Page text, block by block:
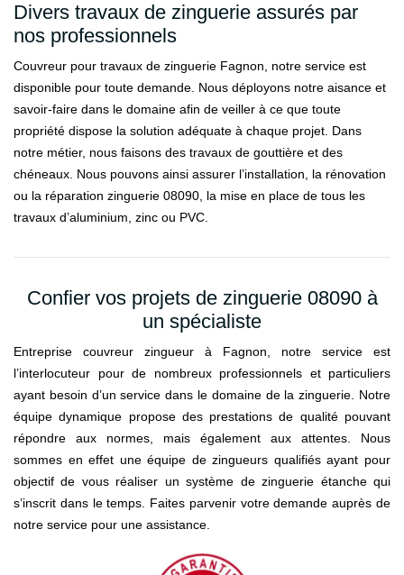
Divers travaux de zinguerie assurés par
nos professionnels
Couvreur pour travaux de zinguerie Fagnon, notre service est
disponible pour toute demande. Nous déployons notre aisance et
savoir-faire dans le domaine afin de veiller à ce que toute
propriété dispose la solution adéquate à chaque projet. Dans
notre métier, nous faisons des travaux de gouttière et des
chéneaux. Nous pouvons ainsi assurer l’installation, la rénovation
ou la réparation zinguerie 08090, la mise en place de tous les
travaux d’aluminium, zinc ou PVC.
Confier vos projets de zinguerie 08090 à
un spécialiste
Entreprise couvreur zingueur à Fagnon, notre service est
l’interlocuteur pour de nombreux professionnels et particuliers
ayant besoin d’un service dans le domaine de la zinguerie. Notre
équipe dynamique propose des prestations de qualité pouvant
répondre aux normes, mais également aux attentes. Nous
sommes en effet une équipe de zingueurs qualifiés ayant pour
objectif de vous réaliser un système de zinguerie étanche qui
s’inscrit dans le temps. Faites parvenir votre demande auprès de
notre service pour une assistance.